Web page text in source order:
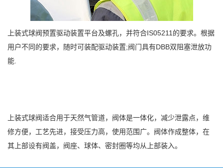
上装式球阀预置驱动装置平台及螺孔，并符合IS05211的要求。根据
用户不同的要求，随时可装配驱动装置;阀门具有DBB双阻塞泄放功
能.
上装式球阀适合用于天然气管道，阀体是一体化，减少泄露点，维
修方便，工艺先进，接受压力高，使用范围广。阀体作成整体，在
其上部设有阀盖，阀座、球体、密封圈等均从上部装入。